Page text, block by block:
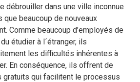
débrouiller dans une ville inconnue
beaucoup de nouveaux
Comme beaucoup d’employés de
étudier à l´étranger, ils
les difficultés inhérentes à
En conséquence, ils offrent de
gratuits qui facilitent le processus